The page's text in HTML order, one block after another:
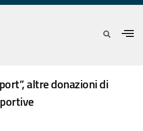
altre donazioni di